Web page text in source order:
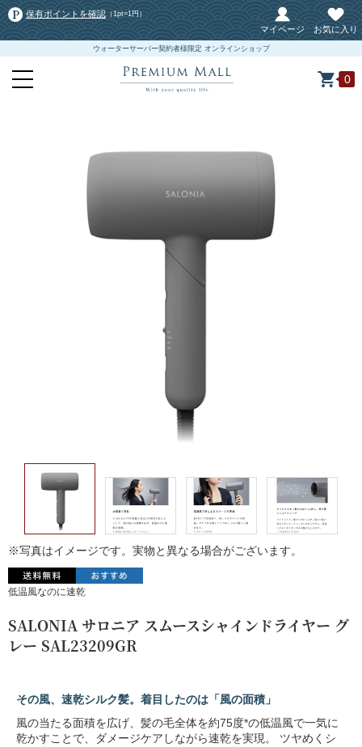
保有ポイントを確認 （1pt=1円）
マイページ お気に入り
ウォーターサーバー契約者様限定 オンラインショップ
0
※写真はイメージです。実物と異なる場合がございます。
低温風なのに速乾
SALONIA サロニア スムースシャインドライヤー グ
レー SAL23209GR
その風、速乾シルク髪。着目したのは「風の面積」
風の当たる面積を広げ、髪の毛全体を約75度*の低温風で一気に
乾かすことで、ダメージケアしながら速乾を実現。 ツヤめくシ